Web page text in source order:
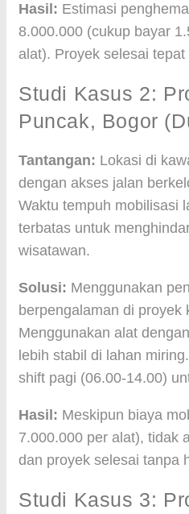
Hasil: Estimasi
8.000.000 (cukup bayar
alat). Proyek selesai tepat
Studi Kasus 2:
Puncak, Bogor
Tantangan: Lokasi di
dengan akses jalan
Waktu tempuh mobilisasi
terbatas untuk
wisatawan.
Solusi: Menggunakan
berpengalaman di proyek
Menggunakan alat
lebih stabil di lahan
shift pagi (06.00-14.00)
Hasil: Meskipun biaya
7.000.000 per alat), tidak
dan proyek selesai tanpa
Studi Kasus 3: